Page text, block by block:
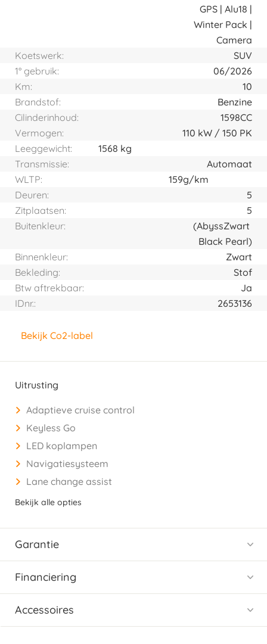
GPS | Alu18 |
Winter Pack |
Camera
Koetswerk:
SUV
1° gebruik:
06/2026
Km:
10
Brandstof:
Benzine
Cilinderinhoud:
1598CC
Vermogen:
110 kW 150 PK
Leeggewicht:
1568 kg
Transmissie:
Automaat
WLTP:
159g/km
Deuren:
5
Zitplaatsen:
5
Buitenkleur:
Zwart
(Abyss
Black Pearl)
Binnenkleur:
Zwart
Bekleding:
Stof
Btw aftrekbaar:
Ja
IDnr.:
2653136
Bekijk Co2-label
Uitrusting
Adaptieve cruise control
Keyless Go
LED koplampen
Navigatiesysteem
Lane change assist
Bekijk alle opties
Garantie
Financiering
Accessoires